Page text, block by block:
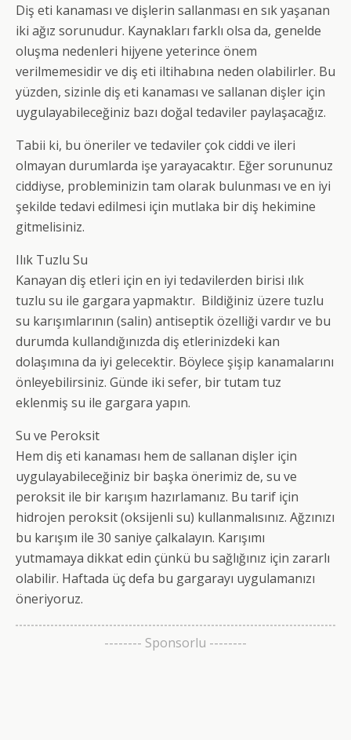
Diş eti kanaması ve dişlerin sallanması en sık yaşanan
iki ağız sorunudur. Kaynakları farklı olsa da, genelde
oluşma nedenleri hijyene yeterince önem
verilmemesidir ve diş eti iltihabına neden olabilirler. Bu
yüzden, sizinle diş eti kanaması ve sallanan dişler için
uygulayabileceğiniz bazı doğal tedaviler paylaşacağız.
Tabii ki, bu öneriler ve tedaviler çok ciddi ve ileri
olmayan durumlarda işe yarayacaktır. Eğer sorununuz
ciddiyse, probleminizin tam olarak bulunması ve en iyi
şekilde tedavi edilmesi için mutlaka bir diş hekimine
gitmelisiniz.
Ilık Tuzlu Su
Kanayan diş etleri için en iyi tedavilerden birisi ılık
tuzlu su ile gargara yapmaktır. Bildiğiniz üzere tuzlu
su karışımlarının (salin) antiseptik özelliği vardır ve bu
durumda kullandığınızda diş etlerinizdeki kan
dolaşımına da iyi gelecektir. Böylece şişip kanamalarını
önleyebilirsiniz. Günde iki sefer, bir tutam tuz
eklenmiş su ile gargara yapın.
Su ve Peroksit
Hem diş eti kanaması hem de sallanan dişler için
uygulayabileceğiniz bir başka önerimiz de, su ve
peroksit ile bir karışım hazırlamanız. Bu tarif için
hidrojen peroksit (oksijenli su) kullanmalısınız. Ağzınızı
bu karışım ile 30 saniye çalkalayın. Karışımı
yutmamaya dikkat edin çünkü bu sağlığınız için zararlı
olabilir. Haftada üç defa bu gargarayı uygulamanızı
öneriyoruz.
-------- Sponsorlu --------